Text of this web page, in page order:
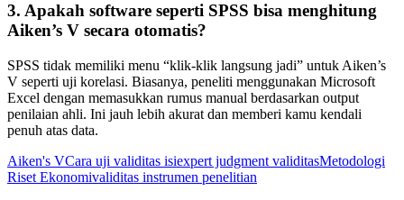
3. Apakah software seperti SPSS bisa menghitung
Aiken’s V secara otomatis?
SPSS tidak memiliki menu “klik-klik langsung jadi” untuk Aiken’s
V seperti uji korelasi. Biasanya, peneliti menggunakan Microsoft
Excel dengan memasukkan rumus manual berdasarkan output
penilaian ahli. Ini jauh lebih akurat dan memberi kamu kendali
penuh atas data.
Tags:
Aiken's VCara uji validitas isiexpert judgment validitasMetodologi
Riset Ekonomivaliditas instrumen penelitian